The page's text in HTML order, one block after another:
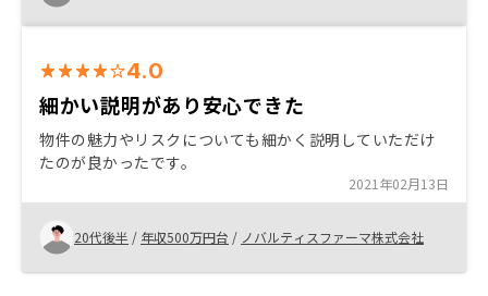
4.0
細かい説明があり安心できた
物件の魅力やリスクについても細かく説明していただけ
たのが良かったです。
2021年02月13日
20代後半 / 年収500万円台 / ノバルティスファーマ株式会社